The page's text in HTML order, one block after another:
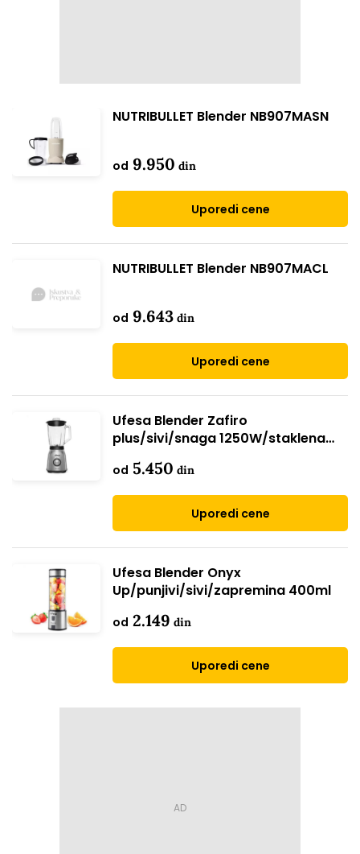
NUTRIBULLET Blender NB907MASN
od 9.950 din
Uporedi cene
NUTRIBULLET Blender NB907MACL
od 9.643 din
Uporedi cene
Ufesa Blender Zafiro
plus/sivi/snaga 1250W/staklena
od 5.450 din
Uporedi cene
Ufesa Blender Onyx
Up/punjivi/sivi/zapremina 400ml
od 2.149 din
Uporedi cene